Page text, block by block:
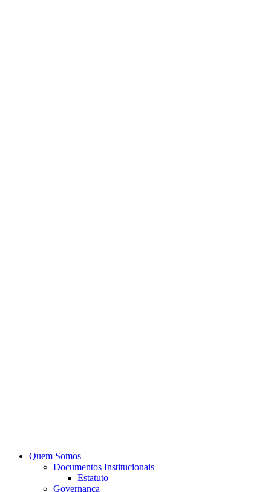
Quem Somos
Documentos Institucionais
Estatuto
Governança